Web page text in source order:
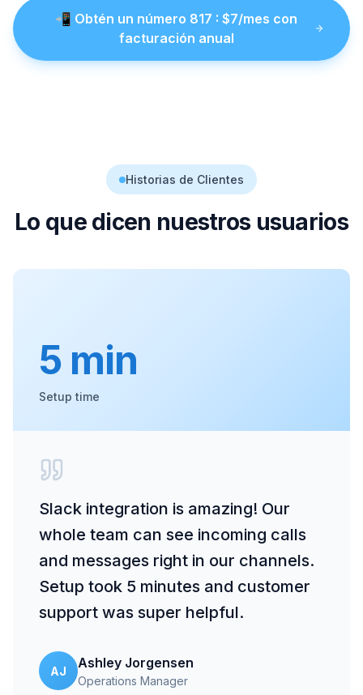
📲 Obtén un número 817 : $7/mes con
facturación anual
Historias de Clientes
Lo que dicen nuestros usuarios
5 min
Setup time
Slack integration is amazing! Our
whole team can see incoming calls
and messages right in our channels.
Setup took 5 minutes and customer
support was super helpful.
AJ
Ashley Jorgensen
Operations Manager